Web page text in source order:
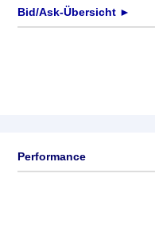
Bid/Ask-Übersicht ►
Performance